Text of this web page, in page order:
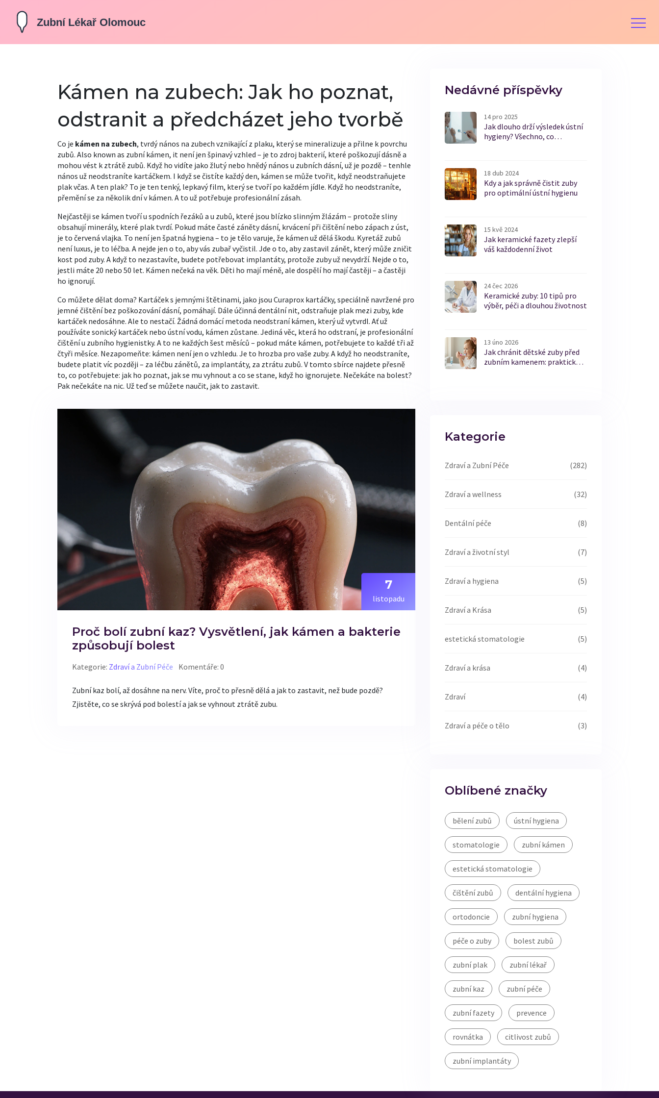
Kámen na zubech: Jak ho poznat,
odstranit a předcházet jeho tvorbě
Co je kámen na zubech, tvrdý nános na zubech vznikající z plaku, který se mineralizuje a přilne k povrchu
zubů. Also known as zubní kámen, it není jen špinavý vzhled – je to zdroj bakterií, které poškozují dásně a
mohou vést k ztrátě zubů. Když ho vidíte jako žlutý nebo hnědý nános u zubních dásní, už je pozdě – tenhle
nános už neodstraníte kartáčkem. I když se čistíte každý den, kámen se může tvořit, když neodstraňujete
plak včas. A ten plak? To je ten tenký, lepkavý film, který se tvoří po každém jídle. Když ho neodstraníte,
přemění se za několik dní v kámen. A to už potřebuje profesionální zásah.
Nejčastěji se kámen tvoří u spodních řezáků a u zubů, které jsou blízko slinným žlázám – protože sliny
obsahují minerály, které plak tvrdí. Pokud máte časté záněty dásní, krvácení při čištění nebo zápach z úst,
je to červená vlajka. To není jen špatná hygiena – to je tělo varuje, že kámen už dělá škodu. Kyretáž zubů
není luxus, je to léčba. A nejde jen o to, aby vás zubař vyčistil. Jde o to, aby zastavil zánět, který může zničit
kost pod zuby. A když to nezastavíte, budete potřebovat implantáty, protože zuby už nevydrží. Nejde o to,
jestli máte 20 nebo 50 let. Kámen nečeká na věk. Děti ho mají méně, ale dospělí ho mají častěji – a častěji
ho ignorují.
Co můžete dělat doma? Kartáček s jemnými štětinami, jako jsou Curaprox kartáčky, speciálně navržené pro
jemné čištění bez poškozování dásní, pomáhají. Dále účinná dentální nit, odstraňuje plak mezi zuby, kde
kartáček nedosáhne. Ale to nestačí. Žádná domácí metoda neodstraní kámen, který už vytvrdl. Ať už
používáte sonický kartáček nebo ústní vodu, kámen zůstane. Jediná věc, která ho odstraní, je profesionální
čištění u zubního hygienistky. A to ne každých šest měsíců – pokud máte kámen, potřebujete to každé tři až
čtyři měsíce. Nezapomeňte: kámen není jen o vzhledu. Je to hrozba pro vaše zuby. A když ho neodstraníte,
budete platit víc později – za léčbu zánětů, za implantáty, za ztrátu zubů. V tomto sbírce najdete přesně
to, co potřebujete: jak ho poznat, jak se mu vyhnout a co se stane, když ho ignorujete. Nečekáte na bolest?
Pak nečekáte na nic. Už teď se můžete naučit, jak to zastavit.
7
listopadu
Proč bolí zubní kaz? Vysvětlení, jak kámen a bakterie
způsobují bolest
Kategorie: Zdraví a Zubní Péče Komentáře: 0
Zubní kaz bolí, až dosáhne na nerv. Víte, proč to přesně dělá a jak to zastavit, než bude pozdě?
Zjistěte, co se skrývá pod bolestí a jak se vyhnout ztrátě zubu.
Nedávné příspěvky
14 pro 2025
Jak dlouho drží výsledek ústní
hygieny? Všechno, co
18 dub 2024
Kdy a jak správně čistit zuby
pro optimální ústní hygienu
15 kvě 2024
Jak keramické fazety zlepší
váš každodenní život
24 čec 2026
Keramické zuby: 10 tipů pro
výběr, péči a dlouhou životnost
13 úno 2026
Jak chránit dětské zuby před
zubním kamenem: praktické
Kategorie
Zdraví a Zubní Péče (282)
Zdraví a wellness (32)
Dentální péče (8)
Zdraví a životní styl (7)
Zdraví a hygiena (5)
Zdraví a Krása (5)
estetická stomatologie (5)
Zdraví a krása (4)
Zdraví (4)
Zdraví a péče o tělo (3)
Oblíbené značky
bělení zubů ústní hygiena
stomatologie zubní kámen
estetická stomatologie
čištění zubů dentální hygiena
ortodoncie zubní hygiena
péče o zuby bolest zubů
zubní plak zubní lékař
zubní kaz zubní péče
zubní fazety prevence
rovnátka citlivost zubů
zubní implantáty